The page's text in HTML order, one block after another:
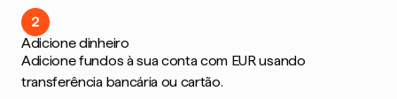
2
Adicione dinheiro
Adicione fundos à sua conta com EUR usando
transferência bancária ou cartão.